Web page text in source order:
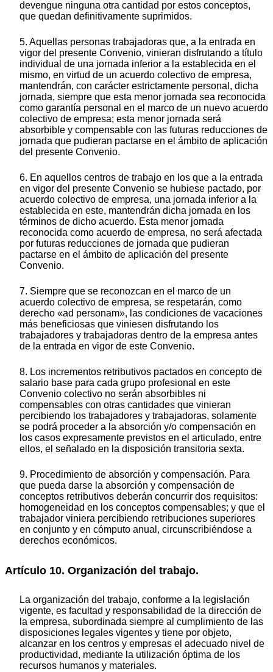
devengue ninguna otra cantidad por estos conceptos,
que quedan definitivamente suprimidos.
5. Aquellas personas trabajadoras que, a la entrada en
vigor del presente Convenio, vinieran disfrutando a título
individual de una jornada inferior a la establecida en el
mismo, en virtud de un acuerdo colectivo de empresa,
mantendrán, con carácter estrictamente personal, dicha
jornada, siempre que esta menor jornada sea reconocida
como garantía personal en el marco de un nuevo acuerdo
colectivo de empresa; esta menor jornada será
absorbible y compensable con las futuras reducciones de
jornada que pudieran pactarse en el ámbito de aplicación
del presente Convenio.
6. En aquellos centros de trabajo en los que a la entrada
en vigor del presente Convenio se hubiese pactado, por
acuerdo colectivo de empresa, una jornada inferior a la
establecida en este, mantendrán dicha jornada en los
términos de dicho acuerdo. Esta menor jornada
reconocida como acuerdo de empresa, no será afectada
por futuras reducciones de jornada que pudieran
pactarse en el ámbito de aplicación del presente
Convenio.
7. Siempre que se reconozcan en el marco de un
acuerdo colectivo de empresa, se respetarán, como
derecho «ad personam», las condiciones de vacaciones
más beneficiosas que viniesen disfrutando los
trabajadores y trabajadoras dentro de la empresa antes
de la entrada en vigor de este Convenio.
8. Los incrementos retributivos pactados en concepto de
salario base para cada grupo profesional en este
Convenio colectivo no serán absorbibles ni
compensables con otras cantidades que vinieran
percibiendo los trabajadores y trabajadoras, solamente
se podrá proceder a la absorción y/o compensación en
los casos expresamente previstos en el articulado, entre
ellos, el señalado en la disposición transitoria sexta.
9. Procedimiento de absorción y compensación. Para
que pueda darse la absorción y compensación de
conceptos retributivos deberán concurrir dos requisitos:
homogeneidad en los conceptos compensables; y que el
trabajador viniera percibiendo retribuciones superiores
en conjunto y en cómputo anual, circunscribiéndose a
derechos económicos.
Artículo 10. Organización del trabajo.
La organización del trabajo, conforme a la legislación
vigente, es facultad y responsabilidad de la dirección de
la empresa, subordinada siempre al cumplimiento de las
disposiciones legales vigentes y tiene por objeto,
alcanzar en los centros y empresas el adecuado nivel de
productividad, mediante la utilización óptima de los
recursos humanos y materiales.